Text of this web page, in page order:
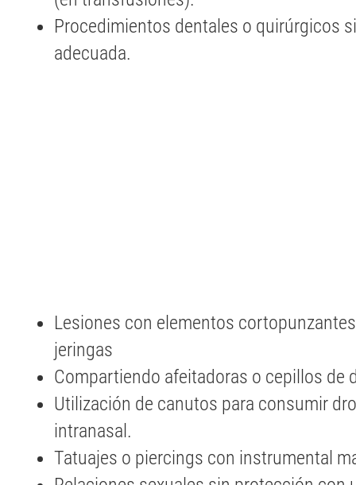
Procedimientos dentales o quirúrgicos
adecuada.
Lesiones con elementos
jeringas
Compartiendo afeitadoras o cepillos de
Utilización de canutos para consumir
intranasal.
Tatuajes o piercings con instrumental